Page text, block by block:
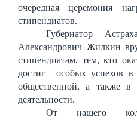
очередная церемония
стипендиатов.
Губернатор
Александрович Жилкин
стипендиатам, тем, кто
достиг особых успехов в
общественной, а также в
деятельности.
От нашего